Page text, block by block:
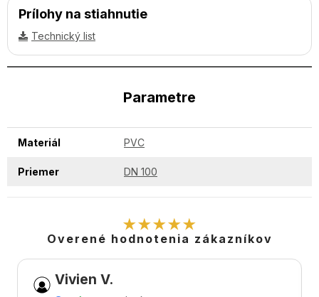
Prílohy na stiahnutie
Technický list
Parametre
Materiál PVC
Priemer DN 100
★★★★★
Overené hodnotenia zákazníkov
Vivien V.